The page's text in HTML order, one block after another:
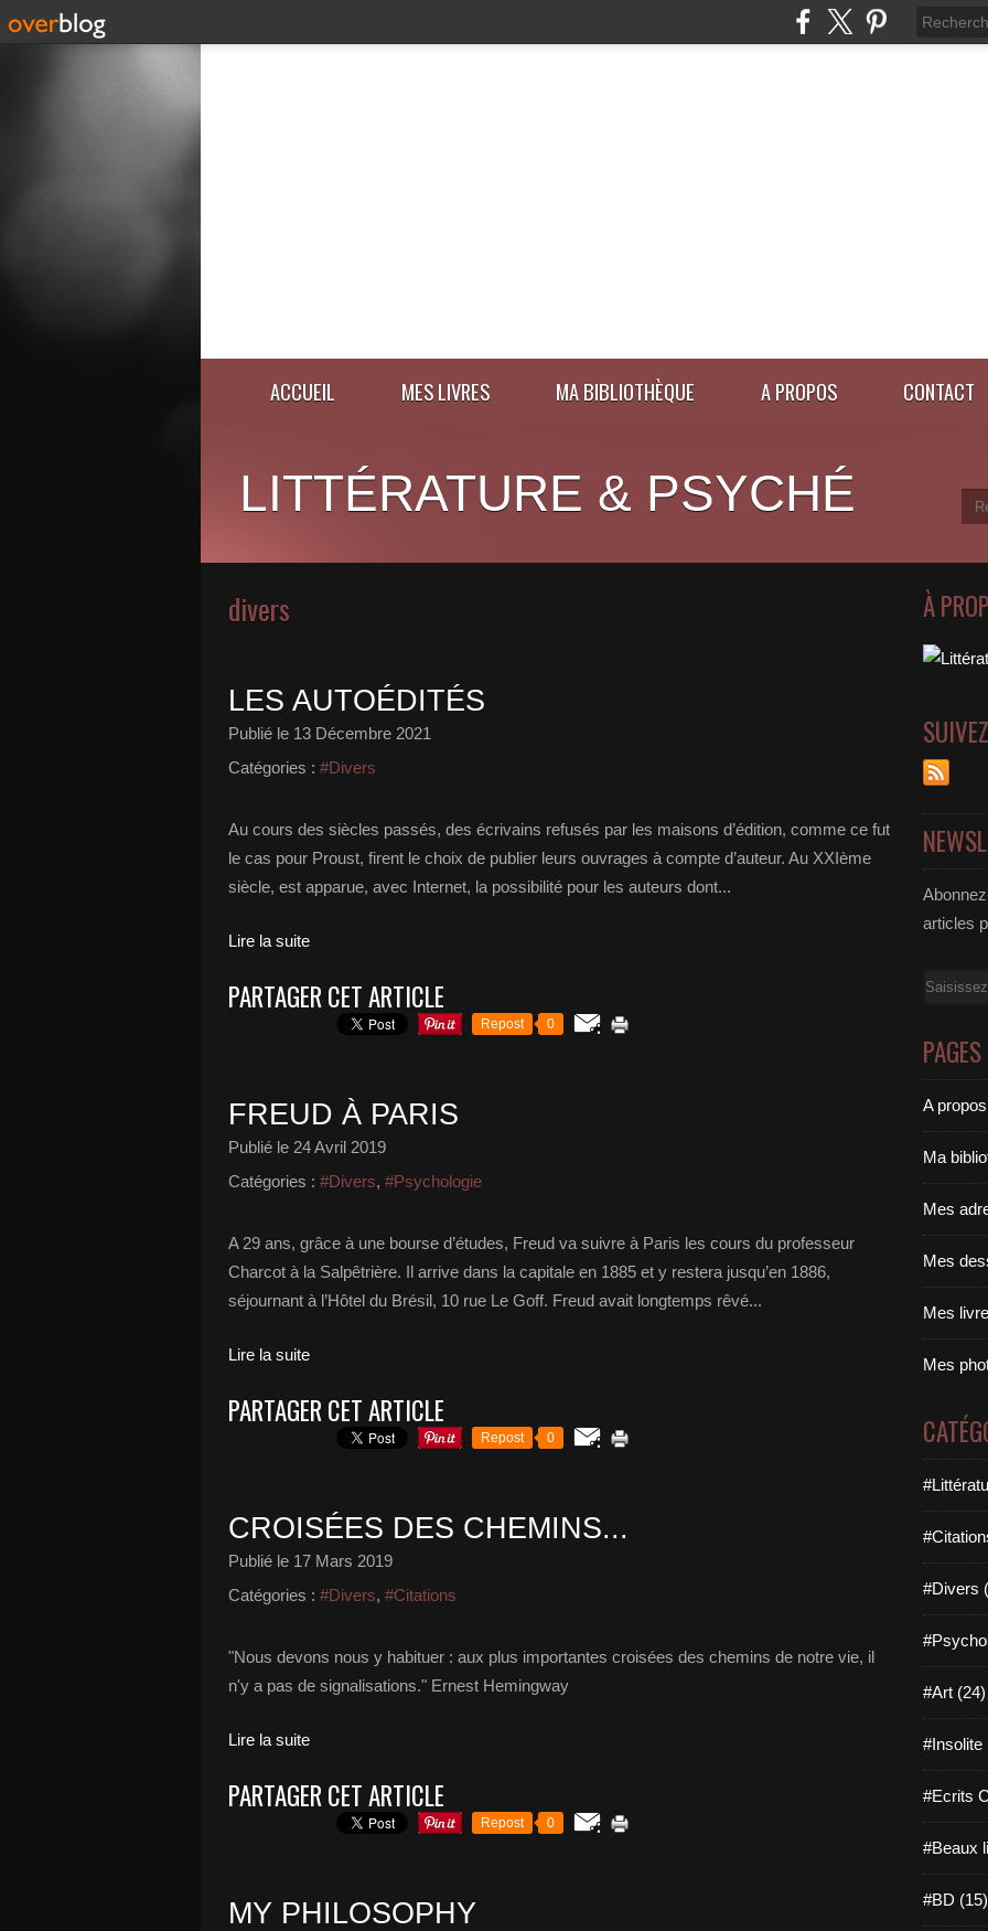
ACCUEIL MES LIVRES MA BIBLIOTHÈQUE A PROPOS CONTACT
LITTÉRATURE & PSYCHÉ
divers
LES AUTOÉDITÉS
Publié le 13 Décembre 2021
Catégories : #Divers
Au cours des siècles passés, des écrivains refusés par les maisons d’édition, comme ce fut
le cas pour Proust, firent le choix de publier leurs ouvrages à compte d’auteur. Au XXIème
siècle, est apparue, avec Internet, la possibilité pour les auteurs dont...
Lire la suite
PARTAGER CET ARTICLE
Repost 0
FREUD À PARIS
Publié le 24 Avril 2019
Catégories : #Divers, #Psychologie
A 29 ans, grâce à une bourse d’études, Freud va suivre à Paris les cours du professeur
Charcot à la Salpêtrière. Il arrive dans la capitale en 1885 et y restera jusqu’en 1886,
séjournant à l’Hôtel du Brésil, 10 rue Le Goff. Freud avait longtemps rêvé...
Lire la suite
PARTAGER CET ARTICLE
Repost 0
CROISÉES DES CHEMINS...
Publié le 17 Mars 2019
Catégories : #Divers, #Citations
"Nous devons nous y habituer : aux plus importantes croisées des chemins de notre vie, il
n'y a pas de signalisations." Ernest Hemingway
Lire la suite
PARTAGER CET ARTICLE
Repost 0
MY PHILOSOPHY
À
articles
Email
PAGES
A propos
Ma
Mes
Mes
Mes
Mes
#Divers
#Art (24)
#Insolite
#Ecrits
#Beaux
#BD (15)